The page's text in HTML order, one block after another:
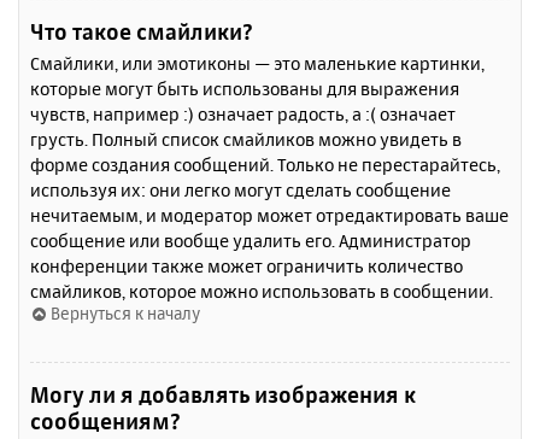
Что такое смайлики?
Смайлики, или эмотиконы — это маленькие картинки,
которые могут быть использованы для выражения
чувств, например :) означает радость, а :( означает
грусть. Полный список смайликов можно увидеть в
форме создания сообщений. Только не перестарайтесь,
используя их: они легко могут сделать сообщение
нечитаемым, и модератор может отредактировать ваше
сообщение или вообще удалить его. Администратор
конференции также может ограничить количество
смайликов, которое можно использовать в сообщении.
Вернуться к началу
Могу ли я добавлять изображения к
сообщениям?